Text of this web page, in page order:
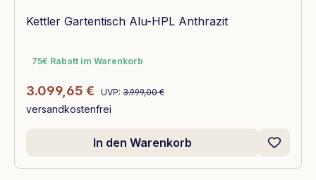
Kettler Gartentisch Alu-HPL Anthrazit
75€ Rabatt im Warenkorb
75€ Rabatt im Warenkorb
Verkaufspreis:
3.099,65 € Regulärer Preis:
UVP: 3.999,00 €
versandkostenfrei
In den Warenkorb